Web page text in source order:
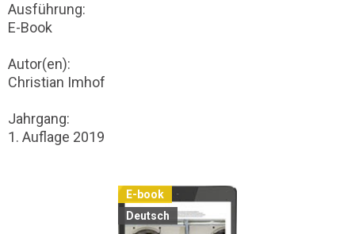
Ausführung:
E-Book
Autor(en):
Christian Imhof
Jahrgang:
1. Auflage 2019
E-book
Deutsch